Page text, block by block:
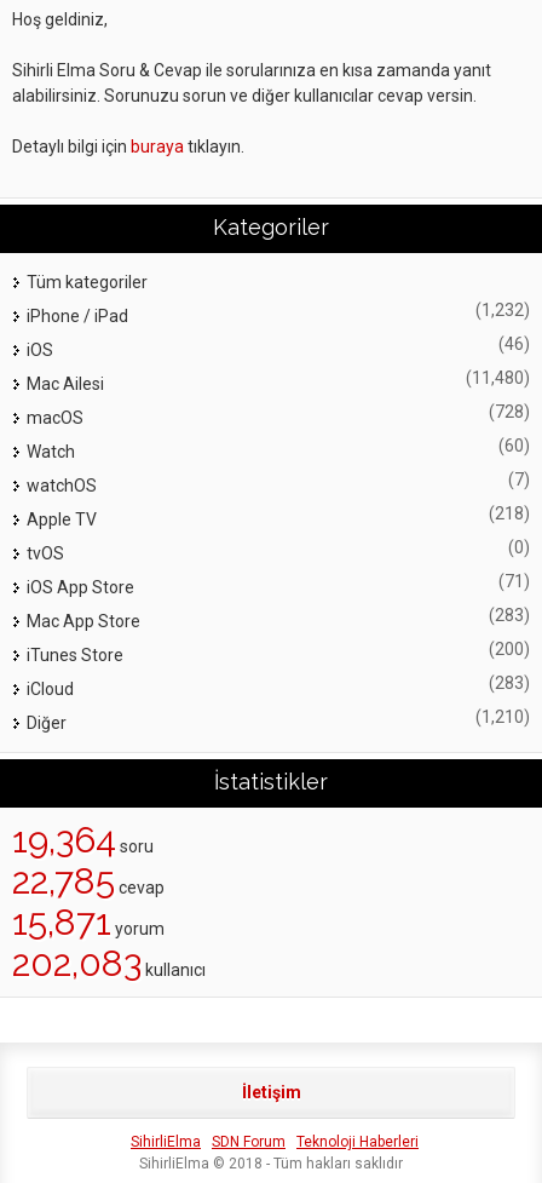
Hoş geldiniz,
Sihirli Elma Soru & Cevap ile sorularınıza en kısa zamanda yanıt
alabilirsiniz. Sorunuzu sorun ve diğer kullanıcılar cevap versin.
Detaylı bilgi için buraya tıklayın.
Kategoriler
Tüm kategoriler
iPhone / iPad
(1,232)
iOS (46)
Mac Ailesi (11,480)
macOS (728)
Watch (60)
watchOS (7)
Apple TV (218)
tvOS (0)
iOS App Store (71)
Mac App Store (283)
iTunes Store (200)
iCloud (283)
Diğer (1,210)
İstatistikler
19,364 soru
22,785 cevap
15,871 yorum
202,083 kullanıcı
İletişim
SihirliElma SDN Forum
Teknoloji Haberleri
SihirliElma © 2018 - Tüm hakları saklıdır